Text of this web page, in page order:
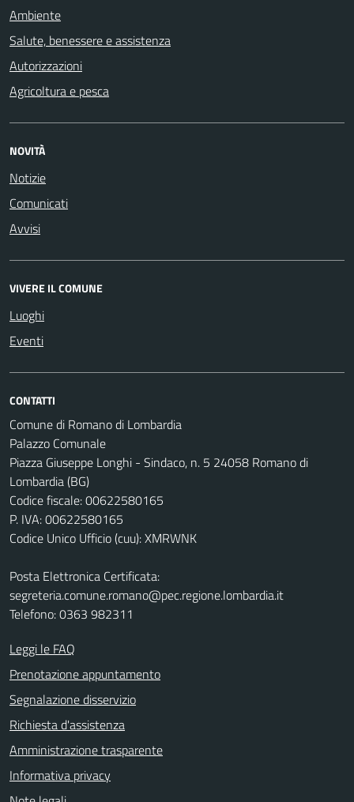
Ambiente
Salute, benessere e assistenza
Autorizzazioni
Agricoltura e pesca
NOVITÀ
Notizie
Comunicati
Avvisi
VIVERE IL COMUNE
Luoghi
Eventi
CONTATTI
Comune di Romano di Lombardia
Palazzo Comunale
Piazza Giuseppe Longhi - Sindaco, n. 5 24058 Romano di
Lombardia (BG)
Codice fiscale: 00622580165
P. IVA: 00622580165
Codice Unico Ufficio (cuu): XMRWNK
Posta Elettronica Certificata:
segreteria.comune.romano@pec.regione.lombardia.it
Telefono: 0363 982311
Leggi le FAQ
Prenotazione appuntamento
Segnalazione disservizio
Richiesta d'assistenza
Amministrazione trasparente
Informativa privacy